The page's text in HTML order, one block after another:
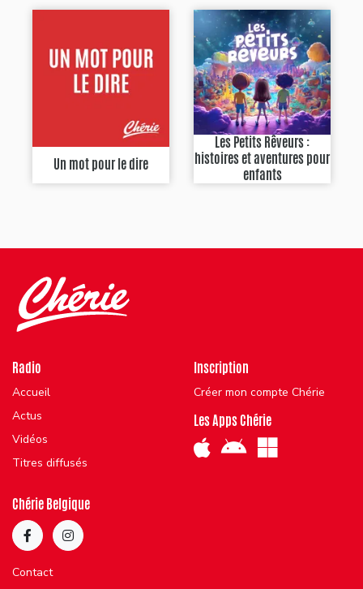
Un mot pour le dire
Les Petits Rêveurs :
histoires et aventures pour
enfants
Radio
Accueil
Actus
Vidéos
Titres diffusés
Inscription
Créer mon compte Chérie
Les Apps Chérie
Chérie Belgique
Contact